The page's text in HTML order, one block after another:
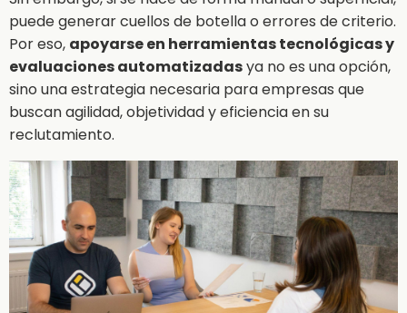
puede generar cuellos de botella o errores de criterio.
Por eso, apoyarse en herramientas tecnológicas y
evaluaciones automatizadasya no es una opción,
sino una estrategia necesaria para empresas que
buscan agilidad, objetividad y eficiencia en su
reclutamiento.